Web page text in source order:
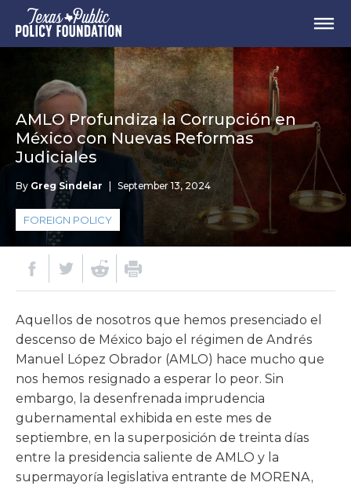
AMLO Profundiza la Corrupción en
México con Nuevas Reformas
Judiciales
By Greg Sindelar September 13, 2024
FOREIGN POLICY
Aquellos de nosotros que hemos presenciado el
descenso de México bajo el régimen de Andrés
Manuel López Obrador (AMLO) hace mucho que
nos hemos resignado a esperar lo peor. Sin
embargo, la desenfrenada imprudencia
gubernamental exhibida en este mes de
septiembre, en la superposición de treinta días
entre la presidencia saliente de AMLO y la
supermayoría legislativa entrante de MORENA,